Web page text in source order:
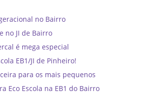
no Bairro
no JI de Bairro
é mega especial
EB1/JI de Pinheiro!
para os mais pequenos
Eco Escola na EB1 do Bairro